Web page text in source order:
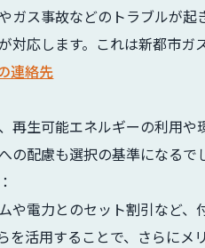
ガス事故などのトラブルが
対応します。これは新都市ガ
連絡先
再生可能エネルギーの利用
の配慮も選択の基準になるで
や電力とのセット割引など
を活用することで、さらにメ